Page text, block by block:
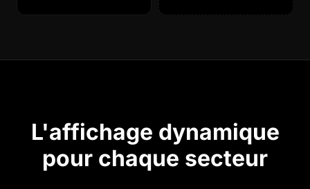
L'affichage dynamique
pour chaque secteur